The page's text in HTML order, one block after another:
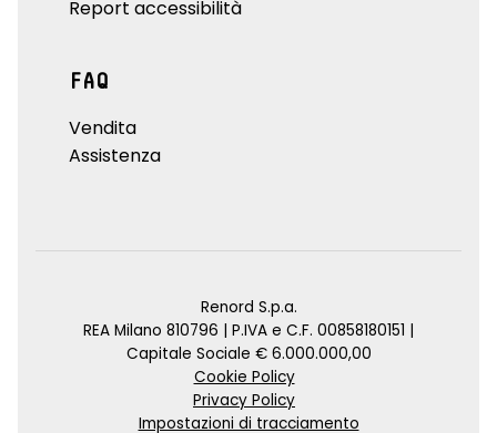
Report accessibilità
FAQ
Vendita
Assistenza
Renord S.p.a.
REA Milano 810796 | P.IVA e C.F. 00858180151 |
Capitale Sociale € 6.000.000,00
Cookie Policy
Privacy Policy
Impostazioni di tracciamento